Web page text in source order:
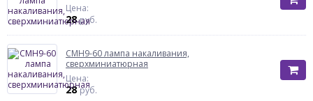
Цена:
28руб.
СМН9-60 лампа накаливания,
сверхминиатюрная
Цена:
28руб.